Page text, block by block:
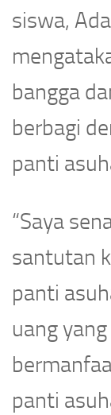
siswa,
bangga
berbagi
panti
“Saya
santutan
panti
uang
panti